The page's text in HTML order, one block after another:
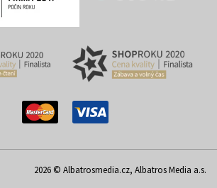
2026 © Albatrosmedia.cz, Albatros Media a.s.